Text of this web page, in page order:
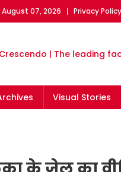
August 07, 2026 Privacy Policy
Visual Stories